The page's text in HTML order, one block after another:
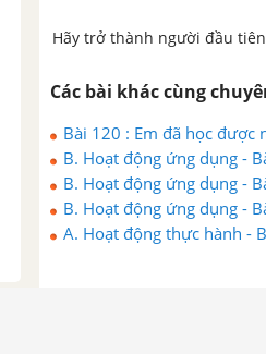
Hãy trở thành người đầu
Các bài khác cùng
Bài 120 : Em đã học được
B. Hoạt động ứng dụng -
B. Hoạt động ứng dụng -
B. Hoạt động ứng dụng -
A. Hoạt động thực hành -